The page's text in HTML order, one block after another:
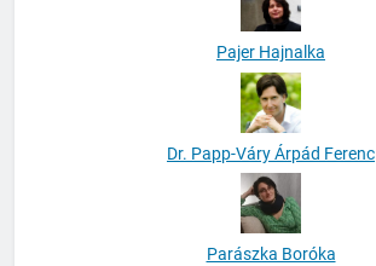
Pajer Hajnalka
Dr. Papp-Váry Árpád Ferenc
Parászka Boróka